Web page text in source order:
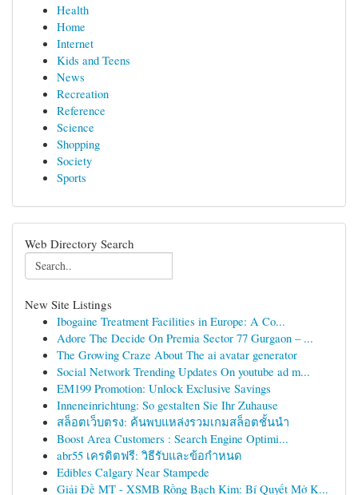
Health
Home
Internet
Kids and Teens
News
Recreation
Reference
Science
Shopping
Society
Sports
Web Directory Search
New Site Listings
Ibogaine Treatment Facilities in Europe: A Co...
Adore The Decide On Premia Sector 77 Gurgaon – ...
The Growing Craze About The ai avatar generator
Social Network Trending Updates On youtube ad m...
EM199 Promotion: Unlock Exclusive Savings
Inneneinrichtung: So gestalten Sie Ihr Zuhause
สล็อตเว็บตรง: ค้นพบแหล่งรวมเกมสล็อตชั้นนำ
Boost Area Customers : Search Engine Optimi...
abr55 เครดิตฟรี: วิธีรับและข้อกำหนด
Edibles Calgary Near Stampede
Giải Đề MT - XSMB Rồng Bạch Kim: Bí Quyết Mở K...